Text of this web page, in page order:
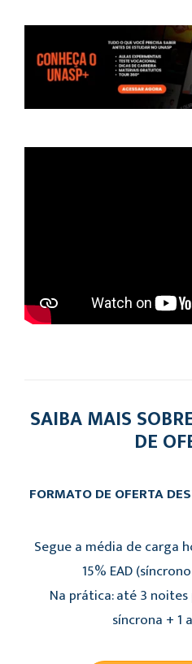
SAIBA MAIS
DE
FORMATO DE OFERTA
Segue a média de carga
15% EAD
Na prática: até 3 noites
síncrona + 1